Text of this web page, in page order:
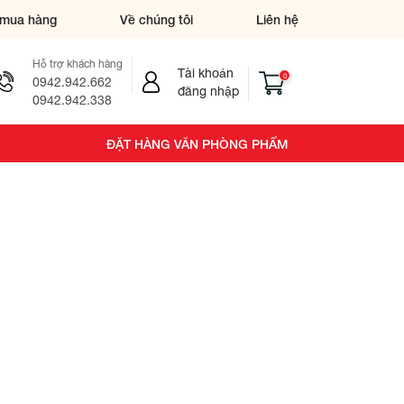
hàng Về chúng tôi Liên hệ
Hỗ trợ khách hàng
0942.942.662
0942.942.338
Tài khoản
đăng nhập
0
ĐẶT HÀNG VĂN PHÒNG PHẨM